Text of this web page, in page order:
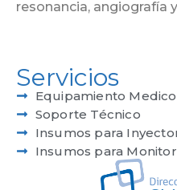
resonancia, angiografía
Servicios
Equipamiento Medico
Soporte Técnico
Insumos para
Insumos para